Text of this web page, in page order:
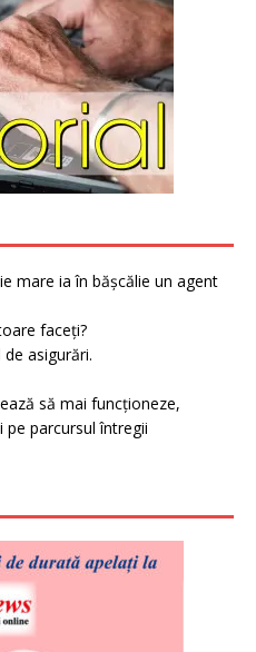
mare ia în bășcălie un agent
faceți?
asigurări.
să mai funcționeze,
parcursul întregii